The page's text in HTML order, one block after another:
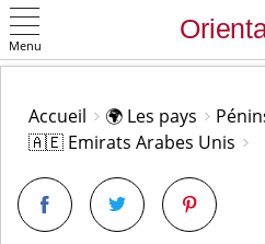
Menu
Accueil 🌍 Les pays
🇦🇪 Emirats Arabes Unis